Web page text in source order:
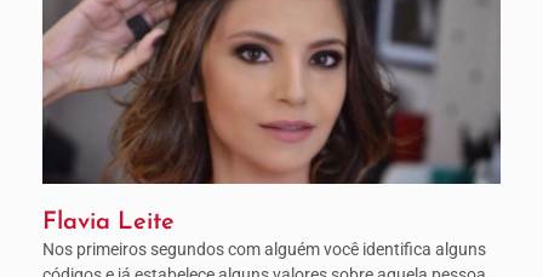
Flavia Leite
Nos primeiros segundos com alguém você identifica alguns